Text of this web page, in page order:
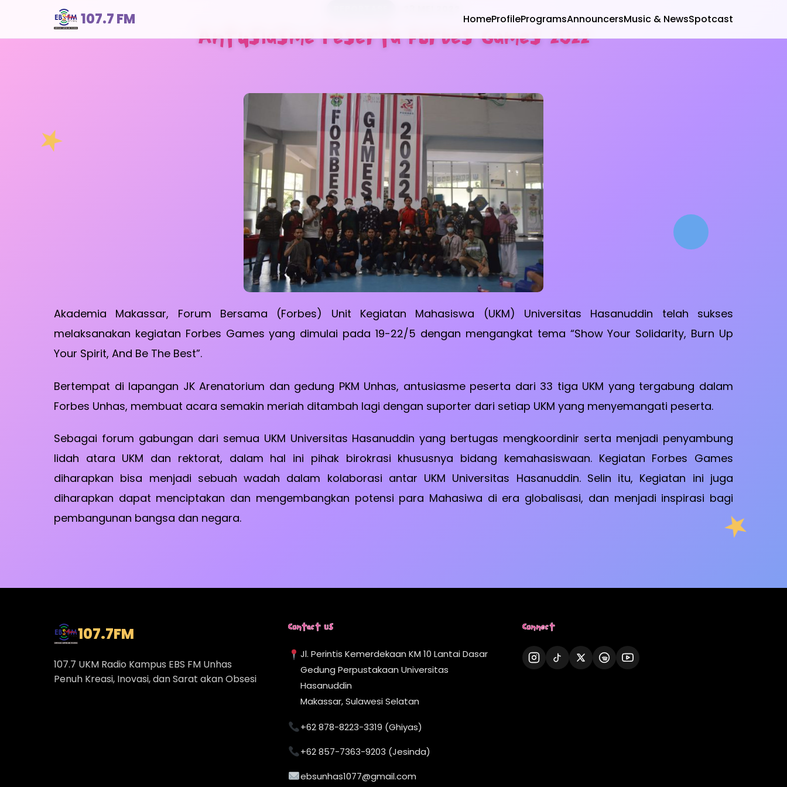
107.7 FM HomeProfileProgramsAnnouncersMusic & NewsSpotcast
Antusiasme Peserta Forbes Games 2022
Akademia Makassar, Forum Bersama (Forbes) Unit Kegiatan Mahasiswa (UKM) Universitas Hasanuddin telah sukses
melaksanakan kegiatan Forbes Games yang dimulai pada 19-22/5 dengan mengangkat tema “Show Your Solidarity, Burn Up
Your Spirit, And Be The Best”.
Bertempat di lapangan JK Arenatorium dan gedung PKM Unhas, antusiasme peserta dari 33 tiga UKM yang tergabung dalam
Forbes Unhas, membuat acara semakin meriah ditambah lagi dengan suporter dari setiap UKM yang menyemangati peserta.
Sebagai forum gabungan dari semua UKM Universitas Hasanuddin yang bertugas mengkoordinir serta menjadi penyambung
lidah atara UKM dan rektorat, dalam hal ini pihak birokrasi khususnya bidang kemahasiswaan. Kegiatan Forbes Games
diharapkan bisa menjadi sebuah wadah dalam kolaborasi antar UKM Universitas Hasanuddin. Selin itu, Kegiatan ini juga
diharapkan dapat menciptakan dan mengembangkan potensi para Mahasiwa di era globalisasi, dan menjadi inspirasi bagi
pembangunan bangsa dan negara.
107.7FM
107.7 UKM Radio Kampus EBS FM Unhas
Penuh Kreasi, Inovasi, dan Sarat akan Obsesi
Contact Us
Jl. Perintis Kemerdekaan KM 10 Lantai Dasar
Gedung Perpustakaan Universitas
Hasanuddin
Makassar, Sulawesi Selatan
+62 878-8223-3319 (Ghiyas)
+62 857-7363-9203 (Jesinda)
ebsunhas1077@gmail.com
Connect